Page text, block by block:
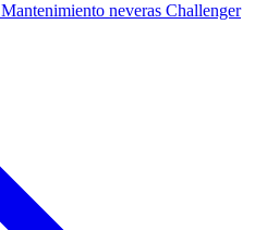
Mantenimiento neveras Challenger